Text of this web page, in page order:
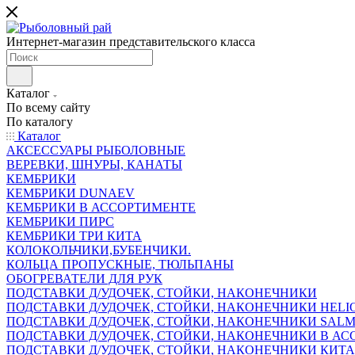
Интернет-магазин представительского класса
Каталог
По всему сайту
По каталогу
Каталог
АКСЕССУАРЫ РЫБОЛОВНЫЕ
ВЕРЕВКИ, ШНУРЫ, КАНАТЫ
КЕМБРИКИ
КЕМБРИКИ DUNAEV
КЕМБРИКИ В АССОРТИМЕНТЕ
КЕМБРИКИ ПИРС
КЕМБРИКИ ТРИ КИТА
КОЛОКОЛЬЧИКИ,БУБЕНЧИКИ.
КОЛЬЦА ПРОПУСКНЫЕ, ТЮЛЬПАНЫ
ОБОГРЕВАТЕЛИ ДЛЯ РУК
ПОДСТАВКИ Д/УДОЧЕК, СТОЙКИ, НАКОНЕЧНИКИ
ПОДСТАВКИ Д/УДОЧЕК, СТОЙКИ, НАКОНЕЧНИКИ
ПОДСТАВКИ Д/УДОЧЕК, СТОЙКИ, НАКОНЕЧНИКИ
ПОДСТАВКИ Д/УДОЧЕК, СТОЙКИ, НАКОНЕЧНИКИ В
ПОДСТАВКИ Д/УДОЧЕК, СТОЙКИ, НАКОНЕЧНИКИ